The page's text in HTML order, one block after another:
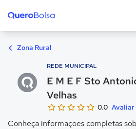
Zona Rural
REDE MUNICIPAL
E M E F Sto
Velhas
0.0 Avaliar
Conheça informações completas